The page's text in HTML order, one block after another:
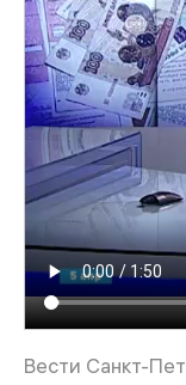
Вести Санкт-